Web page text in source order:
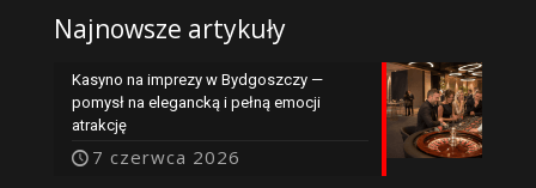
Najnowsze artykuły
Kasyno na imprezy w Bydgoszczy —
pomysł na elegancką i pełną emocji
atrakcję
7 czerwca 2026